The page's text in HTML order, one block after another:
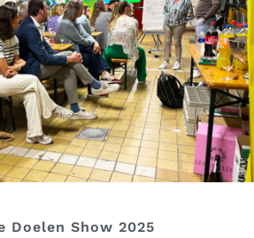
Doelen Show 2025